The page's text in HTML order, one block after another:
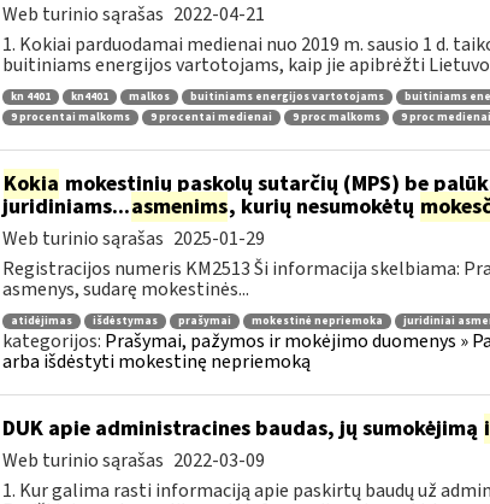
Web turinio sąrašas 2022-04-21
1. Kokiai parduodamai medienai nuo 2019 m. sausio 1 d.
buitiniams energijos vartotojams, kaip jie apibrėžti
kn 4401 kn4401 malkos buitiniams energijos vartotojams
buitiniams
9 procentai malkoms
9 procentai medienai 9 proc malkoms 9 proc medienai
Kokia mokestinių paskolų sutarčių (MPS) be
juridiniams...asmenims, kurių nesumokėtų
Web turinio sąrašas 2025-01-29
Registracijos numeris KM2513 Ši informacija skelbiama:
asmenys, sudarę mokestinės...
atidėjimas išdėstymas prašymai mokestinė nepriemoka juridiniai
kategorijos: Prašymai, pažymos ir mokėjimo duomenys »
arba išdėstyti mokestinę nepriemoką
DUK apie administracines baudas, jų sumokėjimą
Web turinio sąrašas 2022-03-09
1. Kur galima rasti informaciją apie paskirtų baudų už